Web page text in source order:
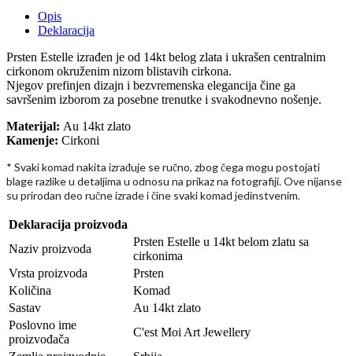
Opis
Deklaracija
Prsten Estelle izrađen je od 14kt belog zlata i ukrašen centralnim
cirkonom okruženim nizom blistavih cirkona.
Njegov prefinjen dizajn i bezvremenska elegancija čine ga
savršenim izborom za posebne trenutke i svakodnevno nošenje.
Materijal: Au 14kt zlato
Kamenje: Cirkoni
* Svaki komad nakita izrađuje se ručno, zbog čega mogu postojati
blage razlike u detaljima u odnosu na prikaz na fotografiji. Ove nijanse
su prirodan deo ručne izrade i čine svaki komad jedinstvenim.
Deklaracija proizvoda
Naziv proizvoda
Prsten Estelle u 14kt belom zlatu sa
cirkonima
Vrsta proizvoda
Prsten
Količina
Komad
Sastav
Au 14kt zlato
Poslovno ime
proizvođača
C'est Moi Art Jewellery